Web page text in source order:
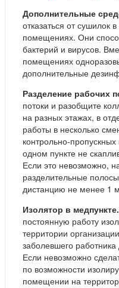
Дополнительные
отказаться от сушилок
помещениях. Они
бактерий и вирусов.
помещениях
дополнительные
Разделение рабочих
потоки и разобщите
на разных этажах, в
работы в несколько
контрольно-
одном пункте не
Если это невозможно,
разделительные
дистанцию не менее 1
Изолятор в медпункте.
постоянную работу
территории
заболевшего
Если невозможно
по возможности
помещении на